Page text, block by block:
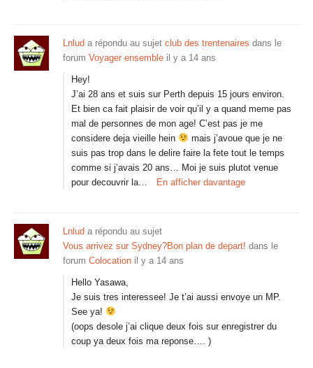
Lnlud a répondu au sujet club des trentenaires dans le
forum Voyager ensemble il y a 14 ans
Hey!
J’ai 28 ans et suis sur Perth depuis 15 jours environ.
Et bien ca fait plaisir de voir qu’il y a quand meme pas
mal de personnes de mon age! C’est pas je me
considere deja vieille hein
mais j’avoue que je ne
suis pas trop dans le delire faire la fete tout le temps
comme si j’avais 20 ans… Moi je suis plutot venue
pour decouvrir la…
En afficher davantage
Lnlud a répondu au sujet
Vous arrivez sur Sydney?Bon plan de depart! dans le
forum Colocation il y a 14 ans
Hello Yasawa,
Je suis tres interessee! Je t’ai aussi envoye un MP.
See ya!
(oops desole j’ai clique deux fois sur enregistrer du
coup ya deux fois ma reponse…. )